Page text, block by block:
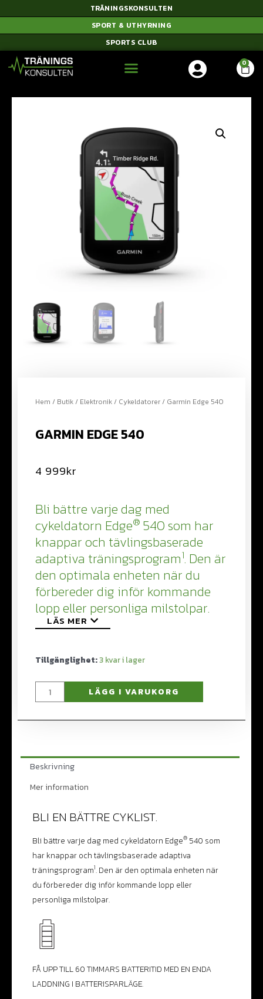
TRÄNINGSKONSULTEN
SPORT & UTHYRNING
SPORTS CLUB
Hem / Butik/ Elektronik/ Cykeldatorer/ Garmin Edge 540
GARMIN EDGE 540
4 999kr
Bli bättre varje dag med
cykeldatorn Edge® 540 som har
knappar och tävlingsbaserade
adaptiva träningsprogram1. Den är
den optimala enheten när du
förbereder dig inför kommande
lopp eller personliga milstolpar.
LÄS MER
Tillgänglighet:3
LÄGG I VARUKORG
Beskrivning
Mer information
BLI EN BÄTTRE CYKLIST.
Bli bättre varje dag med cykeldatorn Edge® 540 som
har knappar och tävlingsbaserade adaptiva
träningsprogram1. Den är den optimala enheten när
du förbereder dig inför kommande lopp eller
personliga milstolpar.
FÅ UPP TILL 60 TIMMARS BATTERITID MED EN ENDA
LADDNING I BATTERISPARLÄGE.